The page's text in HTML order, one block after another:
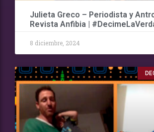
Julieta Greco – Periodista y
Revista Anfibia |
8 diciembre, 2024